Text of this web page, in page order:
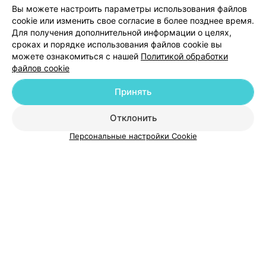
Добавить специалиста
О проекте Новости проекта
Размещение рекламы
Медицинский маркетинг
Публичный договор
Пользовательское соглашение
Способы оплаты
Вы можете настроить параметры использования файлов
cookie или изменить свое согласие в более позднее время.
Для получения дополнительной информации о целях,
сроках и порядке использования файлов cookie вы
можете ознакомиться с нашей Политикой обработки
файлов cookie
Отклонить
Принять
Персональные настройки Cookie